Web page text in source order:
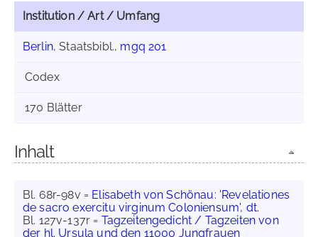
Institution / Art / Umfang
Berlin, Staatsbibl., mgq 201
Codex
170 Blätter
Inhalt
Bl. 68r-98v = Elisabeth von Schönau: 'Revelationes
de sacro exercitu virginum Coloniensum', dt.
Bl. 127v-137r = Tagzeitengedicht / Tagzeiten von
der hl. Ursula und den 11000 Jungfrauen